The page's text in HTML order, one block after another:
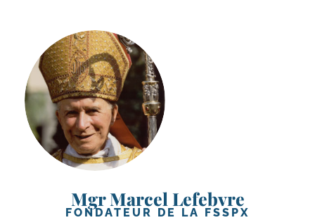
Mgr Marcel Lefebvre
FONDATEUR DE LA FSSPX